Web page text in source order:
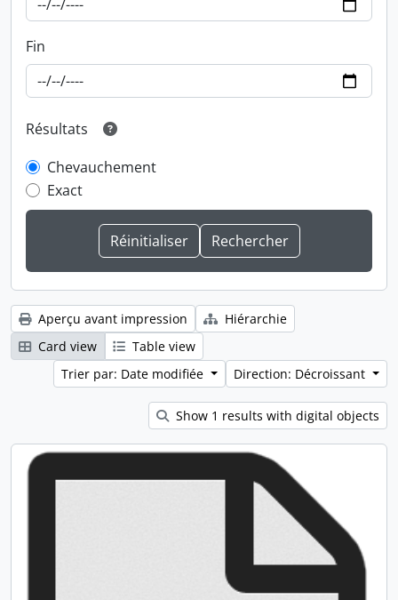
Fin
Résultats
Chevauchement
Exact
Aperçu avant impression
Hiérarchie
Card view
Table view
Trier par: Date modifiée
Direction: Décroissant
Show 1 results with digital objects